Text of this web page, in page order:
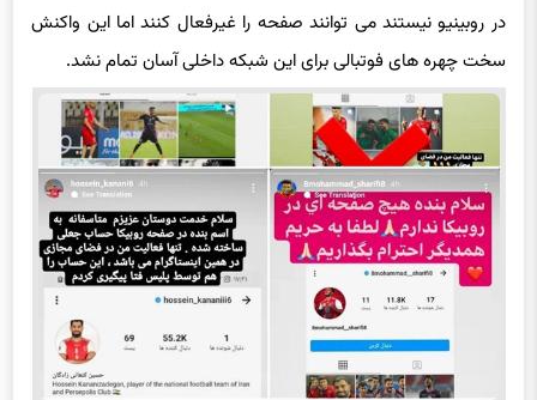
در روبینیو نیستند می توانند صفحه را غیرفعال کنند اما این واکنش
سخت چهره های فوتبالی برای این شبکه داخلی آسان تمام نشد.